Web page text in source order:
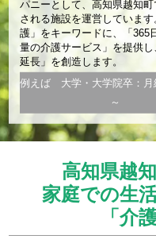
パニーとして、高知県越知
される施設を運営していま
護」をキーワードに、「365
量の介護サービス」を提供
延長」を創造します。
例えば 大学・大学院卒：月
～
高知県越
家庭での生
「介